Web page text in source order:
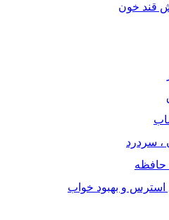
قند خون
سردرد
و بهبود خواب